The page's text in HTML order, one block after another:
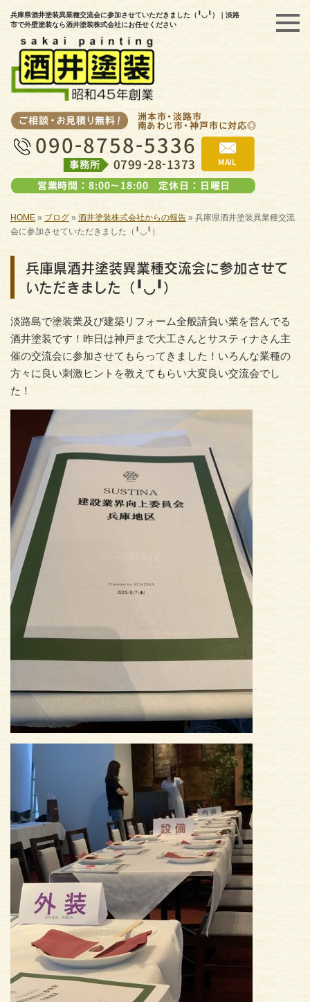
兵庫県酒井塗装異業種交流会に参加させていただきました（╹◡╹）｜淡路
市で外壁塗装なら酒井塗装株式会社にお任せください
HOME » ブログ» 酒井塗装株式会社からの報告 »兵庫県酒井塗装異業種交流
会に参加させていただきました（╹◡╹）
兵庫県酒井塗装異業種交流会に参加させて
いただきました（╹◡╹）
淡路島で塗装業及び建築リフォーム全般請負い業を営んでる
酒井塗装です！昨日は神戸まで大工さんとサスティナさん主
催の交流会に参加させてもらってきました！いろんな業種の
方々に良い刺激ヒントを教えてもらい大変良い交流会でし
た！